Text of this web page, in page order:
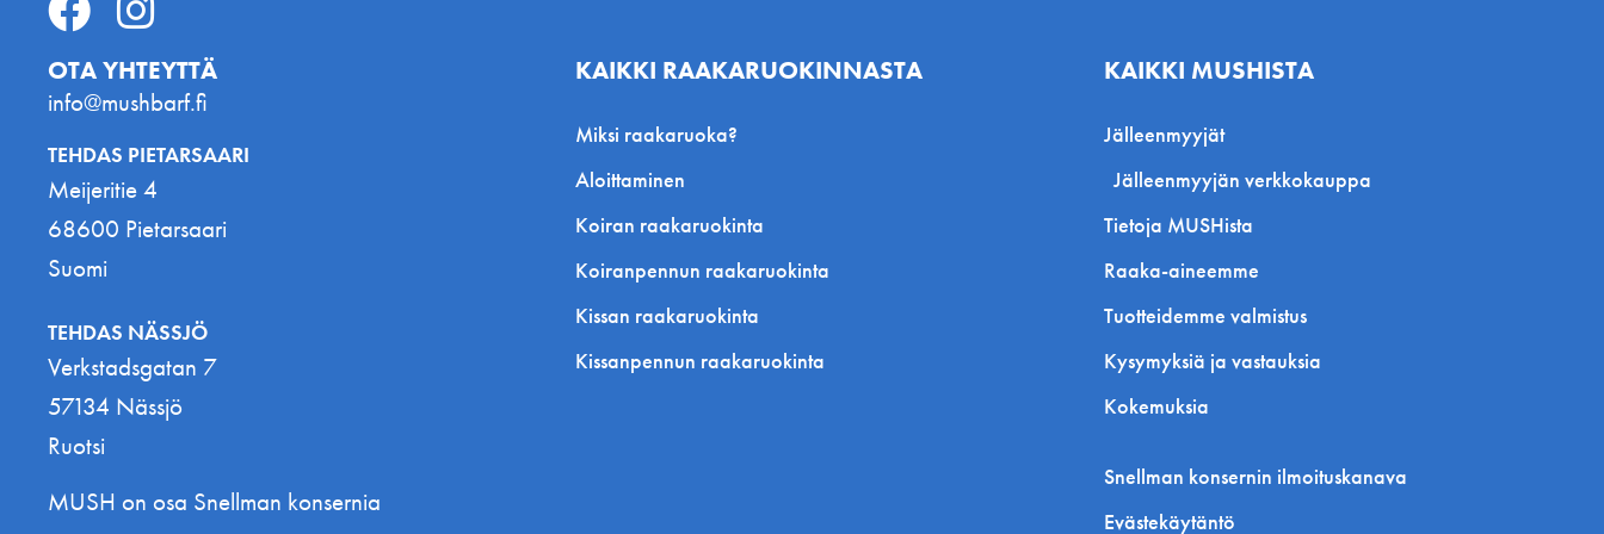
OTA YHTEYTTÄ
info@mushbarf.fi
TEHDAS PIETARSAARI
Meijeritie 4
68600 Pietarsaari
Suomi
TEHDAS NÄSSJÖ
Verkstadsgatan 7
57134 Nässjö
Ruotsi
MUSH on osa Snellman konsernia
KAIKKI RAAKARUOKINNASTA
Miksi raakaruoka?
Aloittaminen
Koiran raakaruokinta
Koiranpennun raakaruokinta
Kissan raakaruokinta
Kissanpennun raakaruokinta
KAIKKI MUSHISTA
Jälleenmyyjät
Jälleenmyyjän verkkokauppa
Tietoja MUSHista
Raaka-aineemme
Tuotteidemme valmistus
Kysymyksiä ja vastauksia
Kokemuksia
Snellman konsernin ilmoituskanava
Evästekäytäntö